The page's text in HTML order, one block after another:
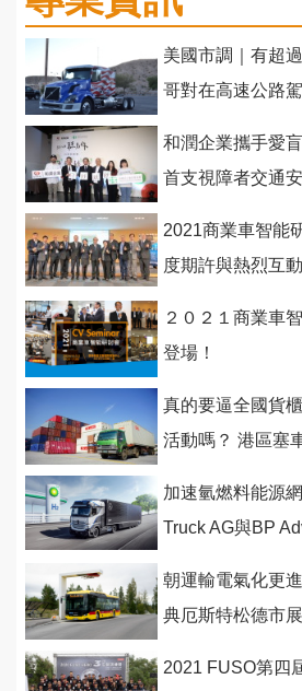
美國市調｜有超
哥對在高速公路
和潤企業攜手愛
首支視障者交通
2021商業車智能
度期許與熱烈互
２０２１商業車
登場！
真的要逼全國貨
活動嗎？ 港區塞
加速氫燃料能源
Truck AG與BP
朝運輸電氣化更
典厄斯特松德市
2021 FUSO第四